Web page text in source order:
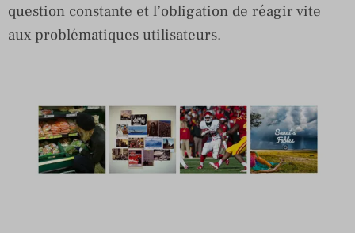
question constante et l’obligation de réagir vite
aux problématiques utilisateurs.